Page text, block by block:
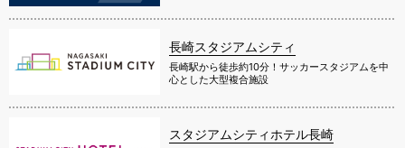
長崎スタジアムシティ
長崎駅から徒歩約10分！サッカースタジアムを中
心とした大型複合施設
スタジアムシティホテル長崎